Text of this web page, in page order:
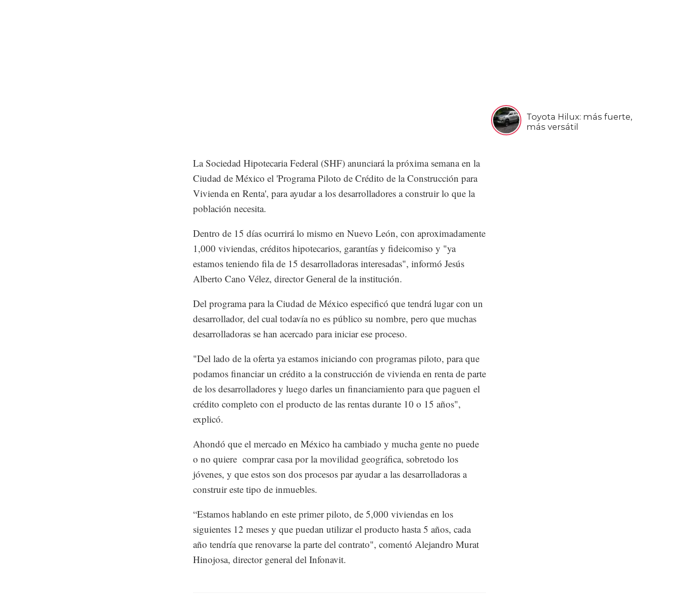
Toyota Hilux: más fuerte,
más versátil
La Sociedad Hipotecaria Federal (SHF) anunciará la próxima semana en la
Ciudad de México el 'Programa Piloto de Crédito de la Construcción para
Vivienda en Renta', para ayudar a los desarrolladores a construir lo que la
población necesita.
Dentro de 15 días ocurrirá lo mismo en Nuevo León, con aproximadamente
1,000 viviendas, créditos hipotecarios, garantías y fideicomiso y "ya
estamos teniendo fila de 15 desarrolladoras interesadas", informó Jesús
Alberto Cano Vélez, director General de la institución.
Del programa para la Ciudad de México especificó que tendrá lugar con un
desarrollador, del cual todavía no es público su nombre, pero que muchas
desarrolladoras se han acercado para iniciar ese proceso.
"Del lado de la oferta ya estamos iniciando con programas piloto, para que
podamos financiar un crédito a la construcción de vivienda en renta de parte
de los desarrolladores y luego darles un financiamiento para que paguen el
crédito completo con el producto de las rentas durante 10 o 15 años",
explicó.
Ahondó que el mercado en México ha cambiado y mucha gente no puede
o no quiere comprar casa por la movilidad geográfica, sobretodo los
jóvenes, y que estos son dos procesos par ayudar a las desarrolladoras a
construir este tipo de inmuebles.
“Estamos hablando en este primer piloto, de 5,000 viviendas en los
siguientes 12 meses y que puedan utilizar el producto hasta 5 años, cada
año tendría que renovarse la parte del contrato", comentó Alejandro Murat
Hinojosa, director general del Infonavit.